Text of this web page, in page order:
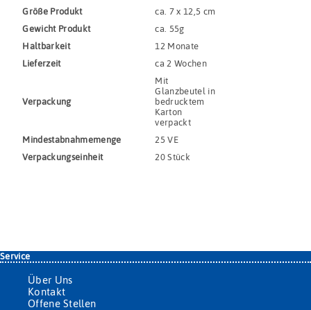
Größe Produkt
ca. 7 x 12,5 cm
Gewicht Produkt
ca. 55g
Haltbar­keit
12 Monate
Lieferzeit
ca 2 Wochen
Verpackung
Mit
Glanzbeutel in
bedrucktem
Karton
verpackt
Mindestabnahmemenge
25 VE
Verpackungs­einheit
20 Stück
Service
Über Uns
Kontakt
Offene Stellen